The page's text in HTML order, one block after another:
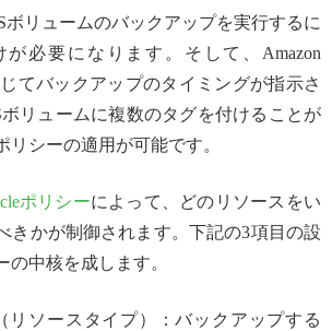
ボリュームのバックアップを実行するに
必要になります。そして、Amazon
てバックアップのタイミングが指示さ
リュームに複数のタグを付けることが
リシーの適用が可能です。
ポリシーによって、どのリソースをい
きかが制御されます。下記の3項目の設
の中核を成します。
リソースタイプ）：バックアップする